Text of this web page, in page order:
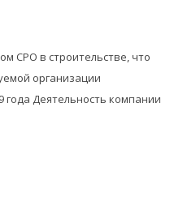
СРО в строительстве, что
организации
Деятельность компании